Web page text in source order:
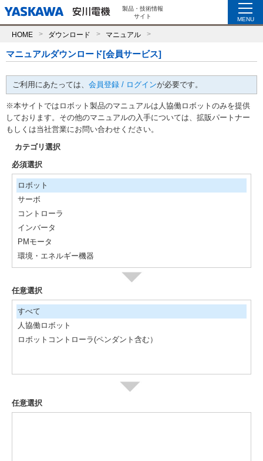
製品・技術情報
サイト
MENU
HOME ダウンロード マニュアル
マニュアルダウンロード[会員サービス]
ご利用にあたっては、 会員登録 / ログインが必要です。
※本サイトではロボット製品のマニュアルは人協働ロボットのみを提供
しております。その他のマニュアルの入手については、拡販パートナー
もしくは当社営業にお問い合わせください。
カテゴリ選択
必須選択
ロボット
サーボ
コントローラ
インバータ
PMモータ
環境・エネルギー機器
任意選択
すべて
人協働ロボット
ロボットコントローラ(ペンダント含む）
任意選択